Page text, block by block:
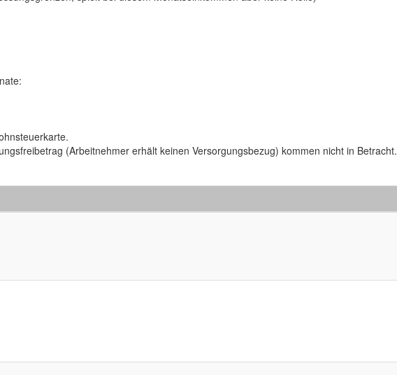
(Arbeitnehmer erhält keinen Versorgungsbezug) kommen nicht in Betracht.